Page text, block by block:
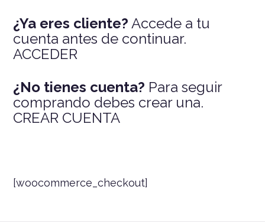
¿Ya eres cliente? Accede a tu
cuenta antes de continuar.
ACCEDER
¿No tienes cuenta? Para seguir
comprando debes crear una.
CREAR CUENTA
[woocommerce_checkout]